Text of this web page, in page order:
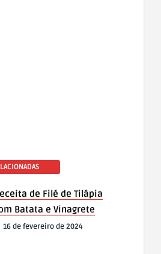
de Filé de Tilápia
Batata e Vinagrete
16 de fevereiro de 2024